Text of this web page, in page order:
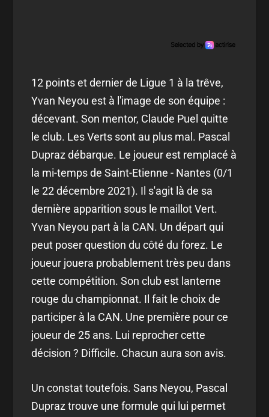
12 points et dernier de Ligue 1 à la trêve,
Yvan Neyou est à l'image de son équipe :
décevant. Son mentor, Claude Puel quitte
le club. Les Verts sont au plus mal. Pascal
Dupraz débarque. Le joueur est remplacé à
la mi-temps de Saint-Etienne - Nantes (0/1
le 22 décembre 2021). Il s'agit là de sa
dernière apparition sous le maillot Vert.
Yvan Neyou part à la CAN. Un départ qui
peut poser question du côté du forez. Le
joueur jouera probablement très peu dans
cette compétition. Son club est lanterne
rouge du championnat. Il fait le choix de
participer à la CAN. Une première pour ce
joueur de 25 ans. Lui reprocher cette
décision ? Difficile. Chacun aura son avis.
Un constat toutefois. Sans Neyou, Pascal
Dupraz trouve une formule qui lui permet